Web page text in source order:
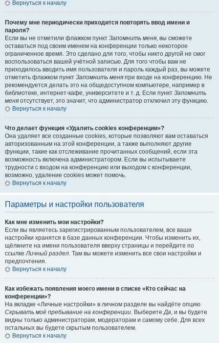
Вернуться к началу
Почему мне периодически приходится повторять ввод имени и
пароля?
Если вы не отметили флажком пункт Запомнить меня, вы сможете
оставаться под своим именем на конференции только некоторое
ограниченное время. Это сделано для того, чтобы никто другой не смог
воспользоваться вашей учётной записью. Для того чтобы вам не
приходилось вводить имя пользователя и пароль каждый раз, вы можете
отметить флажком пункт Запомнить меня при входе на конференцию. Не
рекомендуется делать это на общедоступном компьютере, например в
библиотеке, интернет-кафе, университете и т. д. Если пункт Запомнить
меня отсутствует, это значит, что администратор отключил эту функцию.
Вернуться к началу
Что делает функция «Удалить cookies конференции»?
Она удаляет все созданные cookies, которые позволяют вам оставаться
авторизованным на этой конференции, а также выполняют другие
функции, такие как отслеживание прочитанных сообщений, если эта
возможность включена администратором. Если вы испытываете
трудности с входом на конференцию или выходом с конференции,
возможно, удаление cookies может помочь.
Вернуться к началу
Параметры и настройки пользователя
Как мне изменить мои настройки?
Если вы являетесь зарегистрированным пользователем, все ваши
настройки хранятся в базе данных конференции. Чтобы изменить их,
щёлкните на имени пользователя вверху страницы и перейдите по
ссылкеЛичный раздел. Там вы можете изменить все свои настройки и
предпочтения.
Вернуться к началу
Как избежать появления моего имени в списке «Кто сейчас на
конференции»?
На вкладке «Личные настройки» в личном разделе вы найдёте опцию
Скрывать моё пребывание на конференции. ВыберитеДа, и вы будете
видны только администраторам, модераторам и самому себе. Для всех
остальных вы будете скрытым пользователем.
Вернуться к началу